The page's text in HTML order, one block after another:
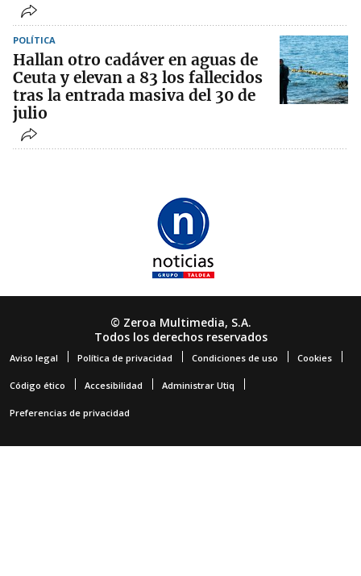
POLÍTICA
Hallan otro cadáver en aguas de
Ceuta y elevan a 83 los fallecidos
tras la entrada masiva del 30 de
julio
© Zeroa Multimedia, S.A.
Todos los derechos reservados
Aviso legal Política de privacidad Condiciones de uso Cookies
Código ético Accesibilidad Administrar Utiq
Preferencias de privacidad